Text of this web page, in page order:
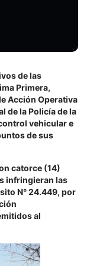
de las
Primera,
Acción Operativa
de la Policía de la
vehicular e
de sus
catorce (14)
infringieran las
N° 24.449, por
al